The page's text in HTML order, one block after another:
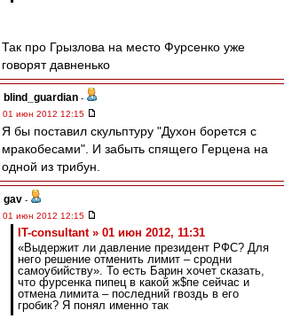
Так про Грызлова на место Фурсенко уже
говорят давненько
blind_guardian -
01 июн 2012 12:15
Я бы поставил скульптуру "Духон борется с
мракобесами". И забыть спящего Герцена на
одной из трибун.
gav -
01 июн 2012 12:15
IT-consultant » 01 июн 2012, 11:31
«Выдержит ли давление президент РФС? Для
него решение отменить лимит – сродни
самоубийству». То есть Барин хочет сказать,
что фурсенка пипец в какой ж$пе сейчас и
отмена лимита – последний гвоздь в его
гробик? Я понял именно так